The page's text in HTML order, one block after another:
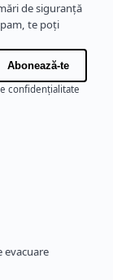
de siguranță
te poți
Abonează-te
confidențialitate
evacuare